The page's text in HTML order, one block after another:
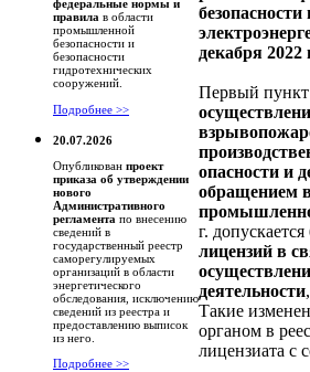
федеральные нормы и
правила в области
промышленной
безопасности и
безопасности
гидротехнических
сооружений.
Подробнее >>
20.07.2026
Опубликован проект
приказа об утверждении
нового
Административного
регламента по внесению
сведений в
государственный реестр
саморегулируемых
организаций в области
энергетического
обследования, исключению
сведений из реестра и
предоставлению выписок
из него.
Подробнее >>
декабря 2022
Первый пункт
опасности и
обращением
г. допускается
лицензий в
деятельности
Такие
органом в
лицензиата с